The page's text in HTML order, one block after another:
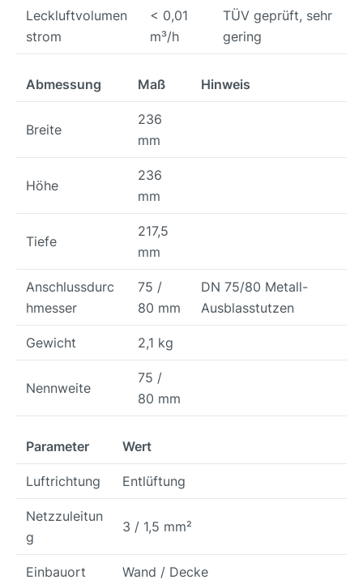
Leckluftvolumen
strom
< 0,01
m³/h
TÜV geprüft, sehr
gering
Abmessung Maß Hinweis
Breite
236
mm
Höhe
236
mm
Tiefe
217,5
mm
Anschlussdurc
hmesser
75 /
80 mm
DN 75/80 Metall-
Ausblasstutzen
Gewicht 2,1 kg
Nennweite
75 /
80 mm
Parameter Wert
Luftrichtung Entlüftung
Netzzuleitun
g
3 / 1,5 mm²
Einbauort Wand / Decke